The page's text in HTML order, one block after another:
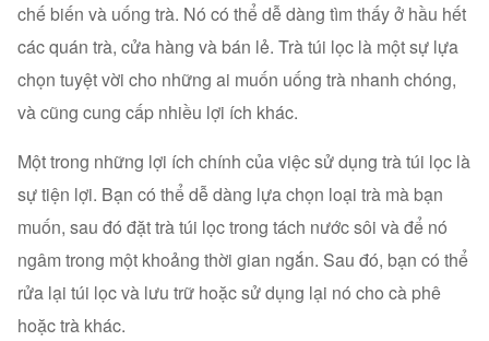
chế biến và uống trà. Nó có thể dễ dàng tìm thấy ở hầu hết
các quán trà, cửa hàng và bán lẻ. Trà túi lọc là một sự lựa
chọn tuyệt vời cho những ai muốn uống trà nhanh chóng,
và cũng cung cấp nhiều lợi ích khác.
Một trong những lợi ích chính của việc sử dụng trà túi lọc là
sự tiện lợi. Bạn có thể dễ dàng lựa chọn loại trà mà bạn
muốn, sau đó đặt trà túi lọc trong tách nước sôi và để nó
ngâm trong một khoảng thời gian ngắn. Sau đó, bạn có thể
rửa lại túi lọc và lưu trữ hoặc sử dụng lại nó cho cà phê
hoặc trà khác.